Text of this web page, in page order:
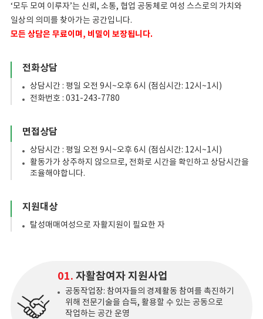
‘모두 모여 이루자’는 신뢰, 소통, 협업 공동체로 여성 스스로의 가치와
일상의 의미를 찾아가는 공간입니다.
모든 상담은 무료이며, 비밀이 보장됩니다.
전화상담
상담시간 : 평일 오전 9시~오후 6시 (점심시간: 12시~1시)
전화번호 : 031-243-7780
면접상담
상담시간 : 평일 오전 9시~오후 6시 (점심시간: 12시~1시)
활동가가 상주하지 않으므로, 전화로 시간을 확인하고 상담시간을
조율해야합니다.
지원대상
탈성매매여성으로 자활지원이 필요한 자
01. 자활참여자 지원사업
공동작업장: 참여자들의 경제활동 참여를 촉진하기
위해 전문기술을 습득, 활용할 수 있는 공동으로
작업하는 공간 운영